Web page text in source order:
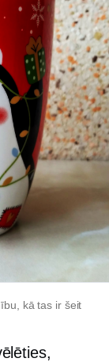
kā tas ir šeit